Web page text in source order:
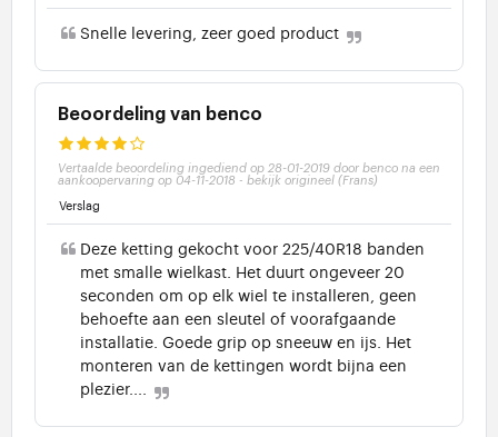
Snelle levering, zeer goed product
Beoordeling van benco
Vertaalde beoordeling ingediend op 28-01-2019 door benco na een
aankoopervaring op 04-11-2018 - bekijk origineel (Frans)
Verslag
Deze ketting gekocht voor 225/40R18 banden
met smalle wielkast. Het duurt ongeveer 20
seconden om op elk wiel te installeren, geen
behoefte aan een sleutel of voorafgaande
installatie. Goede grip op sneeuw en ijs. Het
monteren van de kettingen wordt bijna een
plezier....